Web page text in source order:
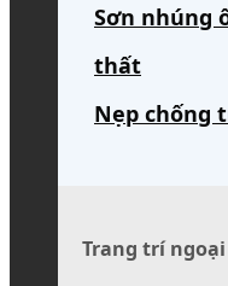
Sơn nhúng
thất
Nẹp chống
Trang trí